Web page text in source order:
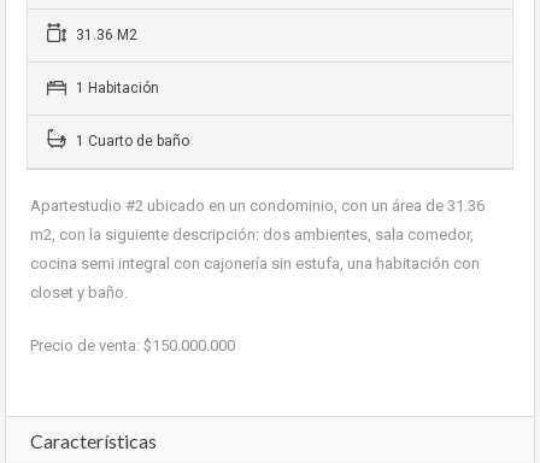
31.36 M2
1 Habitación
1 Cuarto de baño
Apartestudio #2 ubicado en un condominio, con un área de 31.36
m2, con la siguiente descripción: dos ambientes, sala comedor,
cocina semi integral con cajonería sin estufa, una habitación con
closet y baño.
Precio de venta: $150.000.000
Características